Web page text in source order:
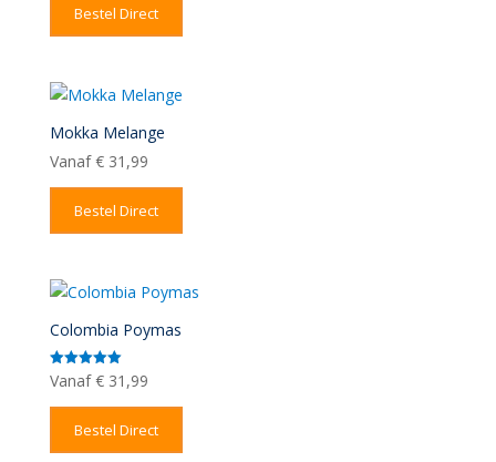
Bestel Direct
Mokka Melange
Vanaf €31,99
Bestel Direct
Colombia Poymas
Gewaardeerd
5.00
Vanaf €31,99
Bestel Direct